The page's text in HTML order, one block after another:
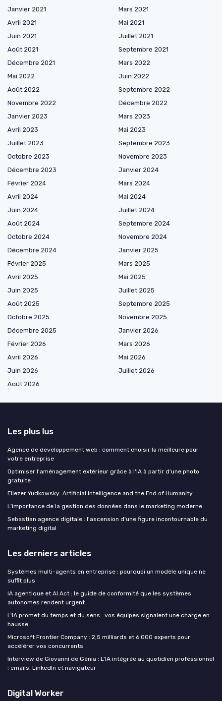
Janvier 2021
Mars 2021
Avril 2021
Mai 2021
Juin 2021
Juillet 2021
Août 2021
Septembre 2021
Décembre 2021
Mars 2022
Mai 2022
Juin 2022
Août 2022
Septembre 2022
Novembre 2022
Décembre 2022
Janvier 2023
Mars 2023
Avril 2023
Mai 2023
Juillet 2023
Septembre 2023
Octobre 2023
Novembre 2023
Décembre 2023
Janvier 2024
Février 2024
Mars 2024
Avril 2024
Mai 2024
Juin 2024
Juillet 2024
Août 2024
Septembre 2024
Octobre 2024
Novembre 2024
Décembre 2024
Janvier 2025
Février 2025
Mars 2025
Avril 2025
Mai 2025
Juin 2025
Juillet 2025
Août 2025
Septembre 2025
Octobre 2025
Novembre 2025
Décembre 2025
Janvier 2026
Février 2026
Mars 2026
Avril 2026
Mai 2026
Juin 2026
Juillet 2026
Août 2026
Les plus lus
Agence de developpement web : comment choisir la meilleure pour
votre entreprise
Optimiser l'aménagement extérieur grâce à l'IA à partir d'une photo
gratuite
Eliezer Yudkowsky: Artificial Intelligence and the End of Humanity
L'importance de la gestion des données dans le marketing moderne
Sebastian agence digitale : l'ascension d'une figure incontournable du
marketing digital
Les derniers articles
Systèmes multi-agents en entreprise : pourquoi un modèle unique ne
suffit plus
IA agentique et AI Act : le guide de conformité que les systèmes
autonomes rendent urgent
L'IA promet du temps et du sens : vos équipes signalent une charge en
hausse
Microsoft Frontier Company : 2,5 milliards et 6 000 experts pour
accélérer vos concurrents
Interview de Giovanni de Génia : L’IA intégrée au quotidien professionnel
: emails, LinkedIn et navigateur
Digital Worker